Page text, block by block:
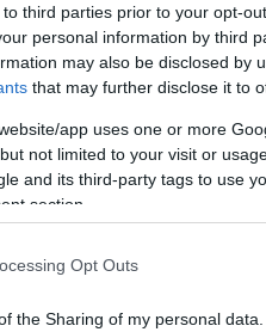
third parties prior to your opt-
personal information by third
may also be disclosed by
that may further disclose it to
app uses one or more
not limited to your visit or
and its third-party tags to use
section.
Opt Outs
the Sharing of my personal data.
με πλαστική μεμβράνη.
μαζί με το χυμό
γρανίτες, αφήνοντας
στην κατάψυξη για 2